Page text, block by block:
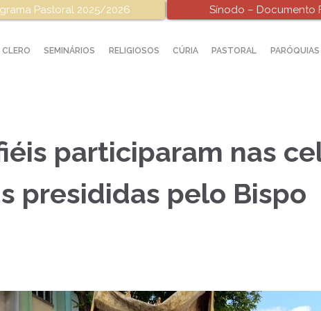
Pastoral 2025/2026 Sínodo – Documento
CLERO SEMINÁRIOS RELIGIOSOS CÚRIA PASTORAL PARÓQUIAS
participaram nas
presididas pelo Bispo